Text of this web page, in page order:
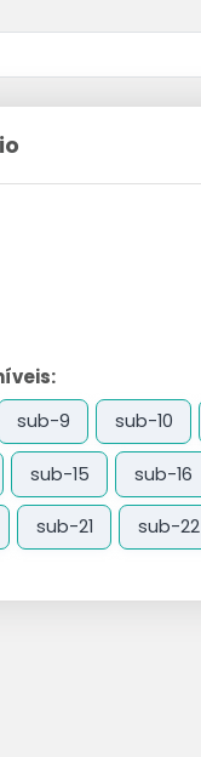
sub-9 sub-10
sub-15 sub-16
sub-21 sub-22